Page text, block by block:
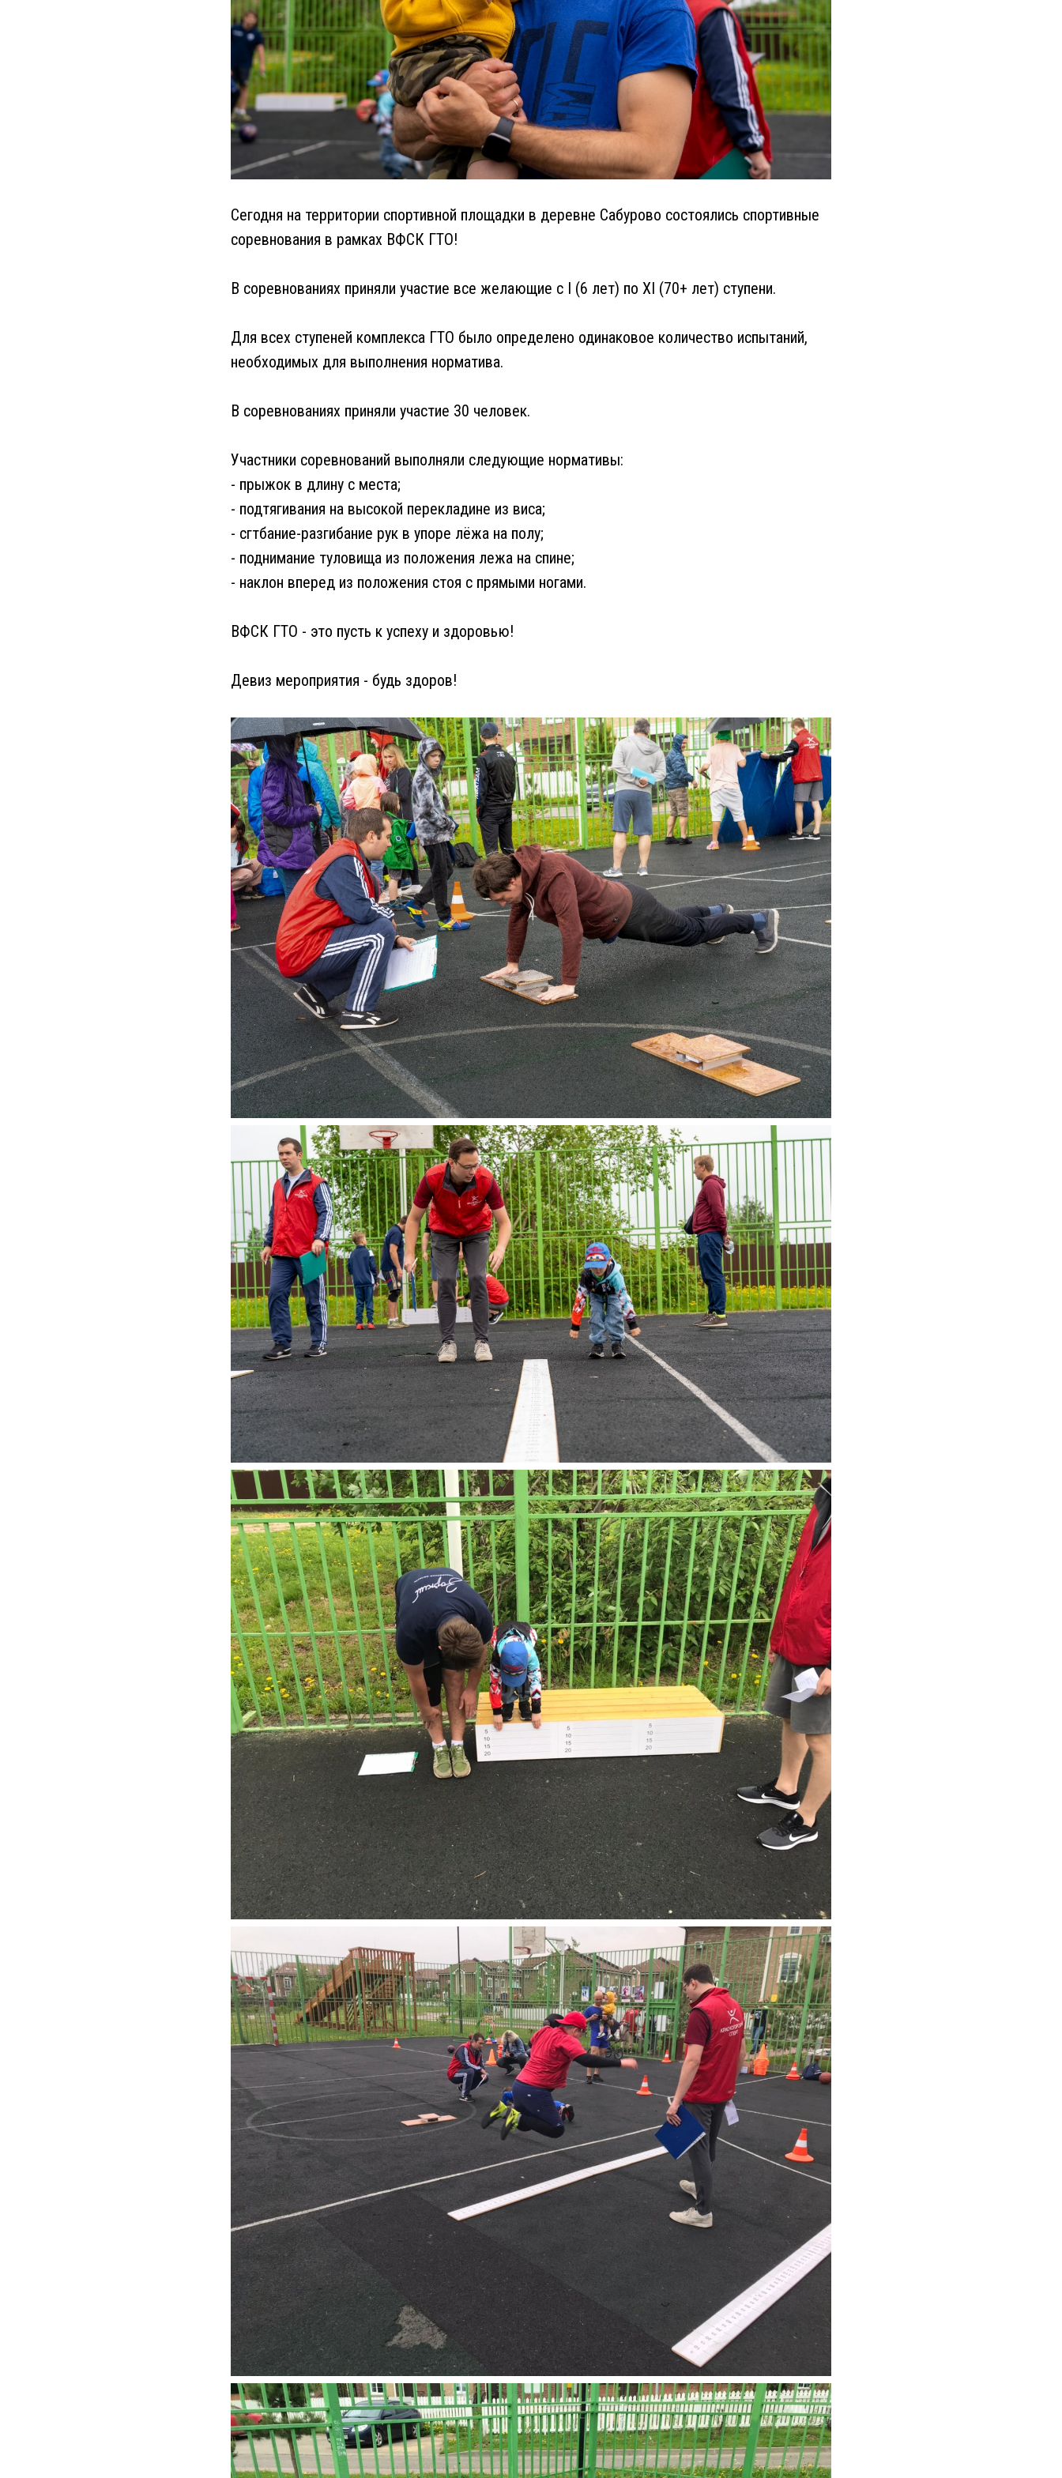
Сегодня на территории спортивной площадки в деревне Сабурово состоялись спортивные
соревнования в рамках ВФСК ГТО!
В соревнованиях приняли участие все желающие с I (6 лет) по XI (70+ лет) ступени.
Для всех ступеней комплекса ГТО было определено одинаковое количество испытаний,
необходимых для выполнения норматива.
В соревнованиях приняли участие 30 человек.
Участники соревнований выполняли следующие нормативы:
- прыжок в длину с места;
- подтягивания на высокой перекладине из виса;
- сгтбание-разгибание рук в упоре лёжа на полу;
- поднимание туловища из положения лежа на спине;
- наклон вперед из положения стоя с прямыми ногами.
ВФСК ГТО - это пусть к успеху и здоровью!
Девиз мероприятия - будь здоров!